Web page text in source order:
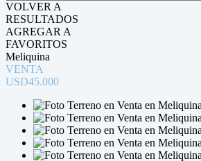
VOLVER A
RESULTADOS
AGREGAR A
FAVORITOS
Meliquina
VENTA
USD45.000